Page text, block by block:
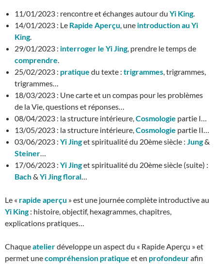
11/01/2023 : rencontre et échanges autour du Yi King.
14/01/2023 : Le Rapide Aperçu , une introduction au Yi
King.
29/01/2023 : interroger le Yi Jing, prendre le temps de
comprendre
25/02/2023 : pratique du texte : trigrammes , trigrammes,
trigrammes…
18/03/2023 : Une carte et un compas pour les problèmes
de la Vie, questions et réponses…
08/04/2023 : la structure intérieure, Cosmologie partie I…
13/05/2023 : la structure intérieure, Cosmologie partie II…
03/06/2023 : Yi Jinget spiritualité du 20ème siècle : Jung&
Steiner
17/06/2023 : Yi Jinget spiritualité du 20ème siècle (suite) :
Bach& Yi Jing floral
Le « rapide aperçu » est une journée complète introductive au
Yi King: histoire, objectif, hexagrammes, chapitres,
explications pratiques…
Chaqueatelierdéveloppe un aspect du « Rapide Aperçu » et
permet unecompréhension pratique et en profondeurafin